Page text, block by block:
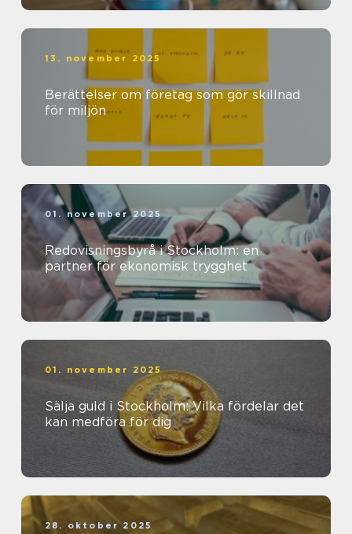
13. november 2025
Berättelser om företag som gör skillnad
för miljön
01. november 2025
Redovisningsbyrå i Stockholm: en
partner för ekonomisk trygghet
01. november 2025
Sälja guld i Stockholm: Vilka fördelar det
kan medföra för dig
28. oktober 2025